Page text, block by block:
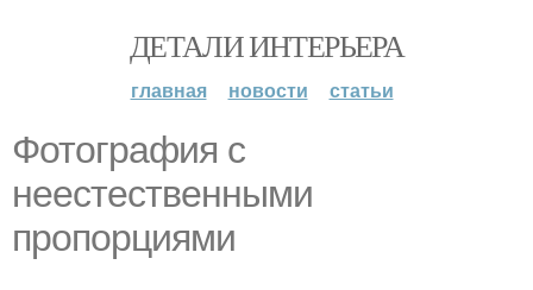
ДЕТАЛИ ИНТЕРЬЕРА
главная новости статьи
Фотография с
неестественными
пропорциями